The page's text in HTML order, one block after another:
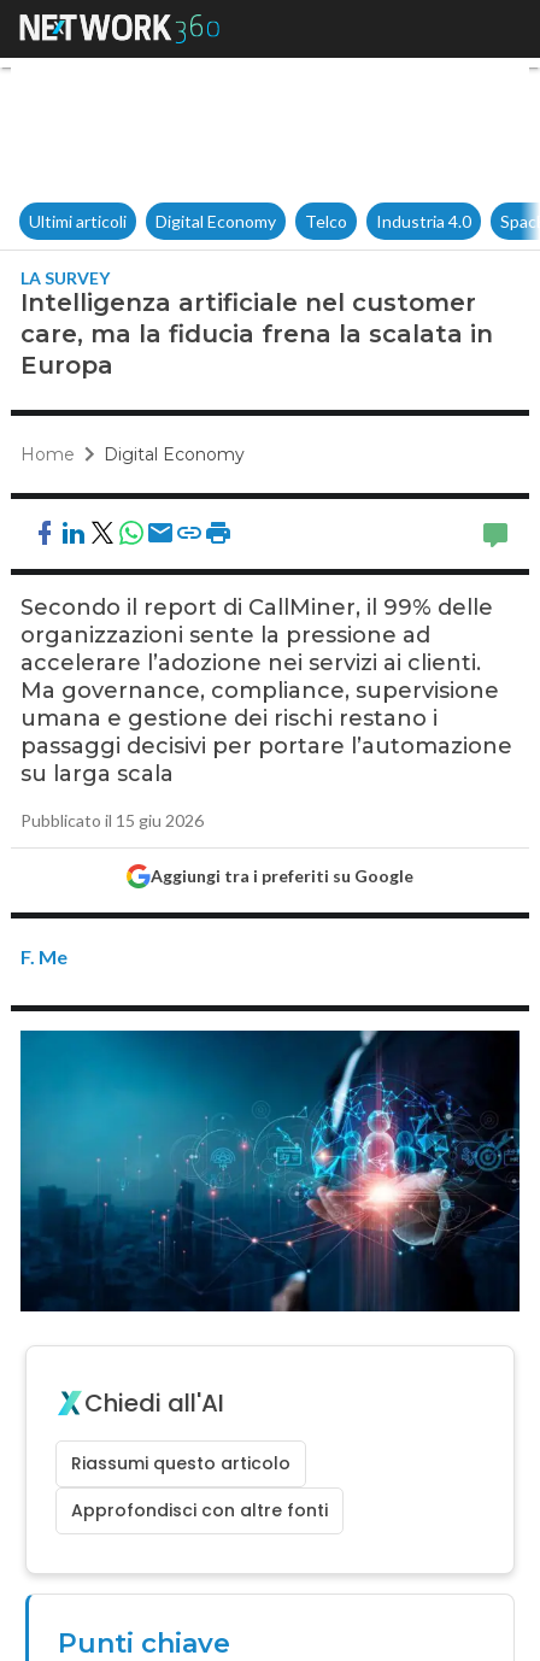
Intelligenza artificiale nel
Ultimi articoli Digital Economy Telco Industria 4.0
LA SURVEY
Intelligenza artificiale nel customer
care, ma la fiducia frena la scalata in
Europa
Home Digital Economy
Secondo il report di CallMiner, il 99% delle
organizzazioni sente la pressione ad
accelerare l’adozione nei servizi ai clienti.
Ma governance, compliance, supervisione
umana e gestione dei rischi restano i
passaggi decisivi per portare l’automazione
su larga scala
Pubblicato il 15 giu 2026
Aggiungi tra i preferiti su Google
F. Me
Chiedi all'AI
Riassumi questo articolo
Approfondisci con altre fonti
Punti chiave